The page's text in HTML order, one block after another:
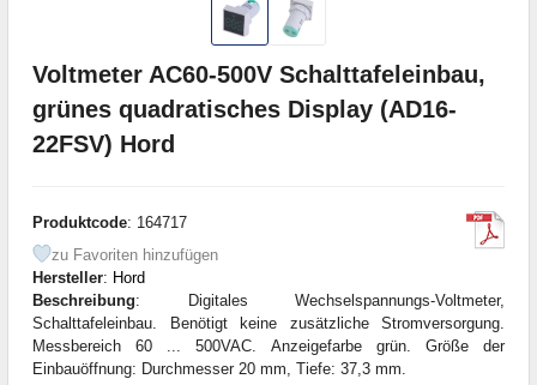
Voltmeter AC60-500V Schalttafeleinbau,
grünes quadratisches Display (AD16-
22FSV) Hord
Produktcode: 164717
zu Favoriten hinzufügen
Hersteller: Hord
Beschreibung: Digitales Wechselspannungs-Voltmeter,
Schalttafeleinbau. Benötigt keine zusätzliche Stromversorgung.
Messbereich 60 ... 500VAC. Anzeigefarbe grün. Größe der
Einbauöffnung: Durchmesser 20 mm, Tiefe: 37,3 mm.